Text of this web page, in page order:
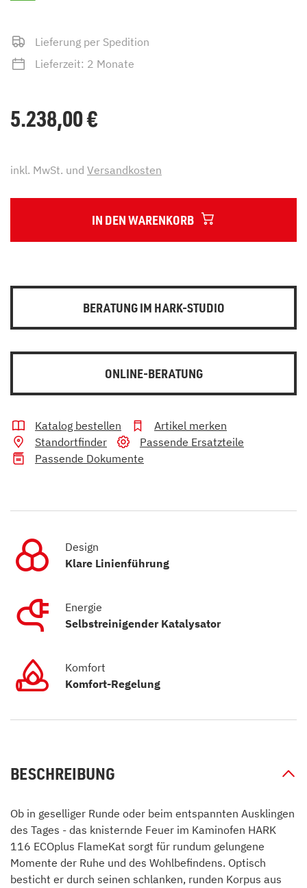
Lieferung per Spedition
Lieferzeit: 2 Monate
5.238,00€
inkl. MwSt. und Versandkosten
IN DEN WARENKORB
BERATUNG IM HARK-STUDIO
ONLINE-BERATUNG
Katalog bestellen
Artikel merken
Standortfinder
Passende Ersatzteile
Passende Dokumente
Design
Klare Linienführung
Energie
Selbstreinigender Katalysator
Komfort
Komfort-Regelung
BESCHREIBUNG
Ob in geselliger Runde oder beim entspannten Ausklingen
des Tages - das knisternde Feuer im Kaminofen HARK
116 ECOplus FlameKat sorgt für rundum gelungene
Momente der Ruhe und des Wohlbefindens. Optisch
besticht er durch seinen schlanken, runden Korpus aus